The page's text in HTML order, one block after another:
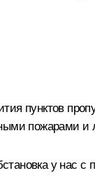
пунктов
пожарами и
у нас